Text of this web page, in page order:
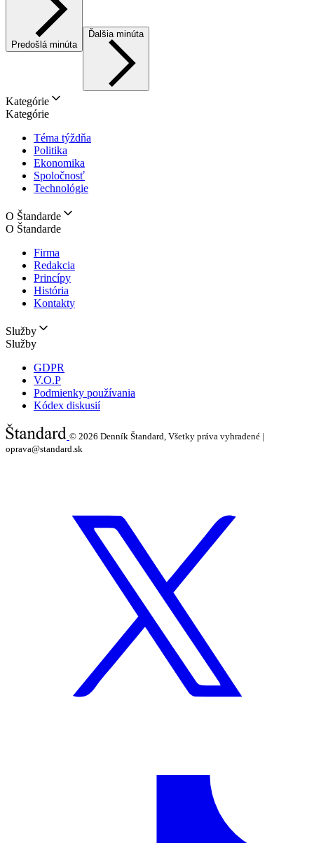
Predošlá minúta
Ďalšia minúta
Kategórie
Kategórie
Téma týždňa
Politika
Ekonomika
Spoločnosť
Technológie
O Štandarde
O Štandarde
Firma
Redakcia
Princípy
História
Kontakty
Služby
Služby
GDPR
V.O.P
Podmienky používania
Kódex diskusií
© 2026 Denník Štandard, Všetky práva vyhradené |
oprava@standard.sk